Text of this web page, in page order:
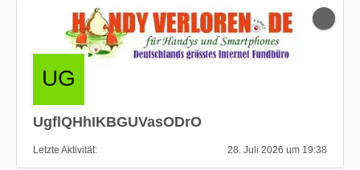
UgflQHhIKBGUVasODrO
Letzte Aktivität 28. Juli 2026 um 19:38